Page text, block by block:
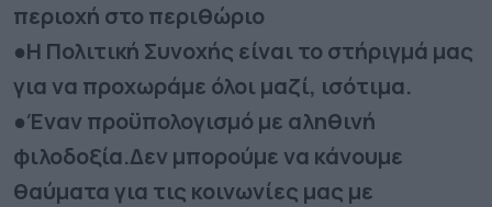
περιοχή στο περιθώριο
●Η Πολιτική Συνοχής είναι το στήριγμά μας
για να προχωράμε όλοι μαζί, ισότιμα.
●Έναν προϋπολογισμό με αληθινή
φιλοδοξία.Δεν μπορούμε να κάνουμε
θαύματα για τις κοινωνίες μας με